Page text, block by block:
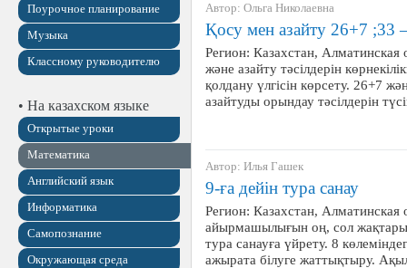
Поурочное планирование
Музыка
Классному руководителю
• На казахском языке
Открытые уроки
Математика
Английский язык
Информатика
Самопознание
Окружающая среда
Автор: Ольга Николаевна
Қосу мен азайту 26+7 ;33
Регион: Казахстан,
және азайту тәсілдерін
қолдану үлгісін көрсету. 26+7
азайтуды орындау тәсілдерін
Автор: Илья Гашек
9-ға дейін тура санау
Регион: Казахстан,
айырмашылығын оң, сол
тура санауға үйрету. 8
ажырата білуге жаттықтыру.